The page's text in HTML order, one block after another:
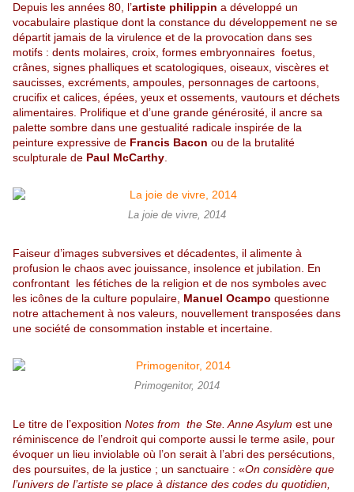
Depuis les années 80, l’artiste philippin a développé un
vocabulaire plastique dont la constance du développement ne se
départit jamais de la virulence et de la provocation dans ses
motifs : dents molaires, croix, formes embryonnaires foetus,
crânes, signes phalliques et scatologiques, oiseaux, viscères et
saucisses, excréments, ampoules, personnages de cartoons,
crucifix et calices, épées, yeux et ossements, vautours et déchets
alimentaires. Prolifique et d’une grande générosité, il ancre sa
palette sombre dans une gestualité radicale inspirée de la
peinture expressive de Francis Bacon ou de la brutalité
sculpturale de Paul McCarthy
La joie de vivre, 2014
Faiseur d’images subversives et décadentes, il alimente à
profusion le chaos avec jouissance, insolence et jubilation. En
confrontant les fétiches de la religion et de nos symboles avec
les icônes de la culture populaire, Manuel Ocampo questionne
notre attachement à nos valeurs, nouvellement transposées dans
une société de consommation instable et incertaine.
Primogenitor, 2014
Le titre de l’exposition Notes from the Ste. Anne Asylum est une
réminiscence de l’endroit qui comporte aussi le terme asile, pour
évoquer un lieu inviolable où l’on serait à l’abri des persécutions,
des poursuites, de la justice ; un sanctuaire : «On considère que
l’univers de l’artiste se place à distance des codes du quotidien,